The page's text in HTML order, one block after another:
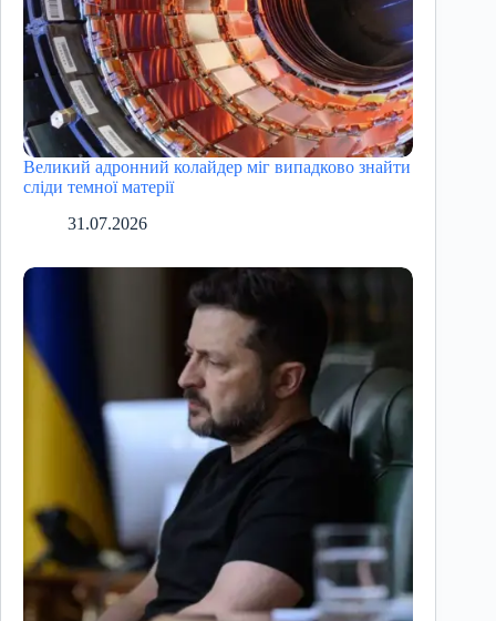
Великий адронний колайдер міг випадково знайти
сліди темної матерії
31.07.2026